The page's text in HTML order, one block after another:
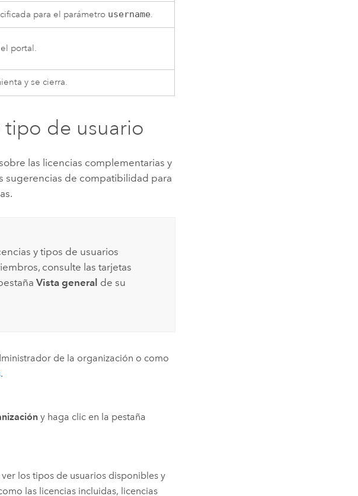
para el parámetro username.
portal.
y se cierra.
tipo de usuario
las licencias complementarias y
sugerencias de compatibilidad para
y tipos de usuarios
consulte las tarjetas
Vista general de su
de la organización o como
.
y haga clic en la pestaña
los tipos de usuarios disponibles y
las licencias incluidas, licencias